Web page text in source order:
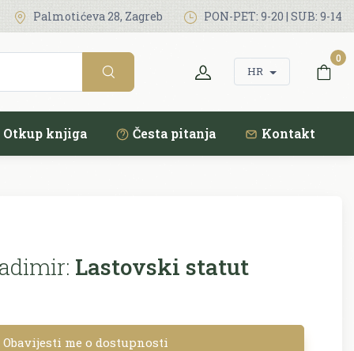
Palmotićeva 28, Zagreb PON-PET: 9-20 | SUB: 9-14
HR
0
Otkup knjiga Česta pitanja Kontakt
Lastovski statut
Obavijesti me o dostupnosti